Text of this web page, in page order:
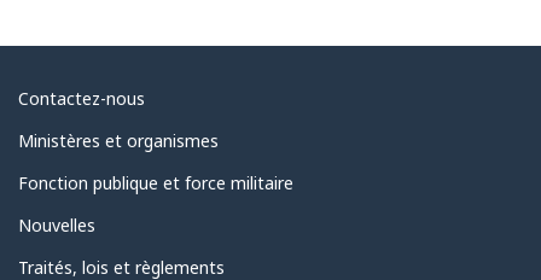
Au
sujet
du
gouvernement
Contactez-nous
Ministères et organismes
Fonction publique et force militaire
Nouvelles
Traités, lois et règlements